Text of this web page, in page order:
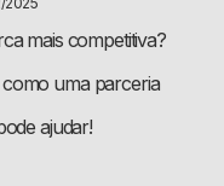
mais competitiva?
uma parceria
ajudar!